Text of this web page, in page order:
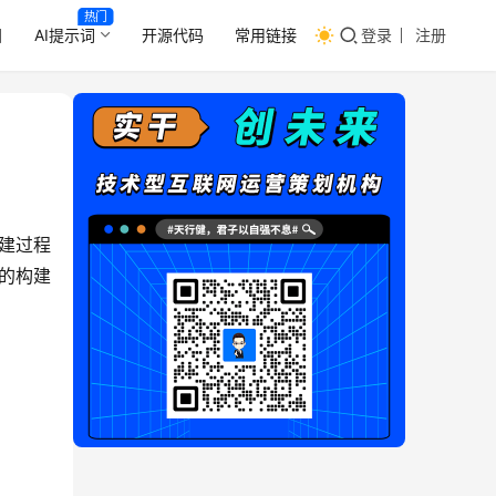
AI提示词
热门
开源代码 常用链接 登录 注册
过程
构建